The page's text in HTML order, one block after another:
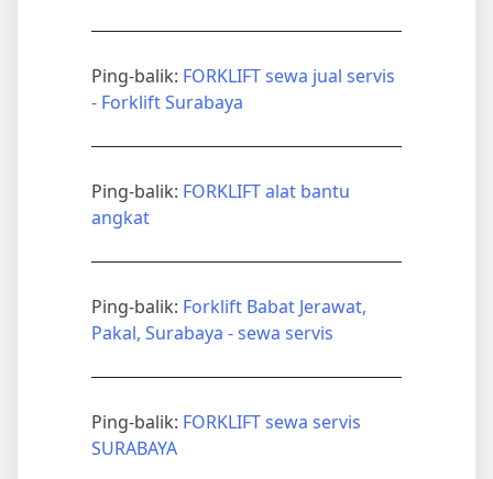
Ping-balik: FORKLIFT sewa jual servis
- Forklift Surabaya
Ping-balik: FORKLIFT alat bantu
angkat
Ping-balik: Forklift Babat Jerawat,
Pakal, Surabaya - sewa servis
Ping-balik: FORKLIFT sewa servis
SURABAYA